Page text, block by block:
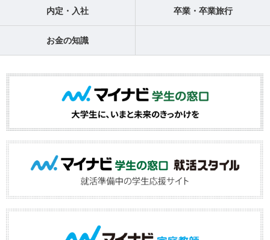
内定・入社 卒業・卒業旅行
お金の知識